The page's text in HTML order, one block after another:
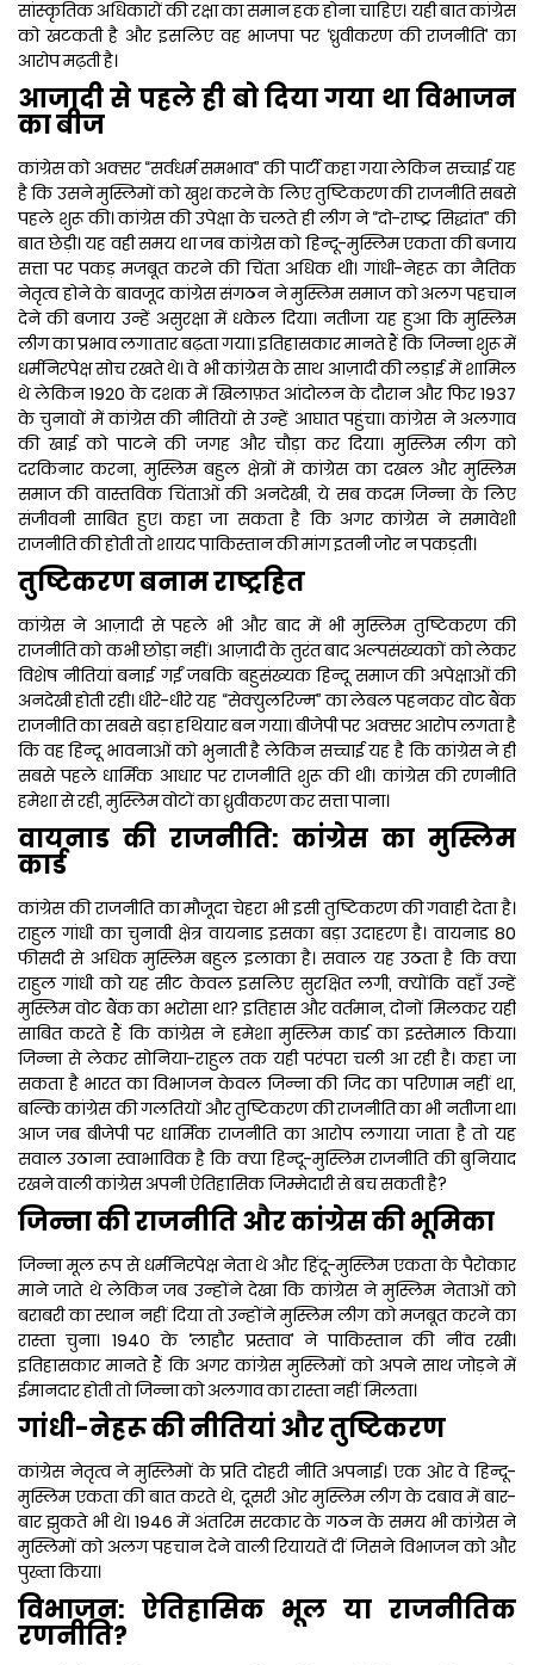
सांस्कृतिक अधिकारों की रक्षा का समान हक होना चाहिए। यही बात कांग्रेस
को खटकती है और इसलिए वह भाजपा पर ‘ध्रुवीकरण की राजनीति’ का
आरोप मढ़ती है।
आजादी से पहले ही बो दिया गया था विभाजन
का बीज
कांग्रेस को अक्सर “सर्वधर्म समभाव” की पार्टी कहा गया लेकिन सच्चाई यह
है कि उसने मुस्लिमों को खुश करने के लिए तुष्टिकरण की राजनीति सबसे
पहले शुरू की। कांग्रेस की उपेक्षा के चलते ही लीग ने “दो-राष्ट्र सिद्धांत” की
बात छेड़ी। यह वही समय था जब कांग्रेस को हिन्दू-मुस्लिम एकता की बजाय
सत्ता पर पकड़ मजबूत करने की चिंता अधिक थी। गांधी-नेहरू का नैतिक
नेतृत्व होने के बावजूद कांग्रेस संगठन ने मुस्लिम समाज को अलग पहचान
देने की बजाय उन्हें असुरक्षा में धकेल दिया। नतीजा यह हुआ कि मुस्लिम
लीग का प्रभाव लगातार बढ़ता गया। इतिहासकार मानते हैं कि जिन्ना शुरू में
धर्मनिरपेक्ष सोच रखते थे। वे भी कांग्रेस के साथ आज़ादी की लड़ाई में शामिल
थे लेकिन 1920 के दशक में खिलाफ़त आंदोलन के दौरान और फिर 1937
के चुनावों में कांग्रेस की नीतियों से उन्हें आघात पहुंचा। कांग्रेस ने अलगाव
की खाई को पाटने की जगह और चौड़ा कर दिया। मुस्लिम लीग को
दरकिनार करना, मुस्लिम बहुल क्षेत्रों में कांग्रेस का दखल और मुस्लिम
समाज की वास्तविक चिंताओं की अनदेखी, ये सब कदम जिन्ना के लिए
संजीवनी साबित हुए। कहा जा सकता है कि अगर कांग्रेस ने समावेशी
राजनीति की होती तो शायद पाकिस्तान की मांग इतनी जोर न पकड़ती।
तुष्टिकरण बनाम राष्ट्रहित
कांग्रेस ने आज़ादी से पहले भी और बाद में भी मुस्लिम तुष्टिकरण की
राजनीति को कभी छोड़ा नहीं। आज़ादी के तुरंत बाद अल्पसंख्यकों को लेकर
विशेष नीतियां बनाई गईं जबकि बहुसंख्यक हिन्दू समाज की अपेक्षाओं की
अनदेखी होती रही। धीरे-धीरे यह “सेक्युलरिज्म” का लेबल पहनकर वोट बैंक
राजनीति का सबसे बड़ा हथियार बन गया। बीजेपी पर अक्सर आरोप लगता है
कि वह हिन्दू भावनाओं को भुनाती है लेकिन सच्चाई यह है कि कांग्रेस ने ही
सबसे पहले धार्मिक आधार पर राजनीति शुरू की थी। कांग्रेस की रणनीति
हमेशा से रही, मुस्लिम वोटों का ध्रुवीकरण कर सत्ता पाना।
वायनाड की राजनीति: कांग्रेस का मुस्लिम
कार्ड
कांग्रेस की राजनीति का मौजूदा चेहरा भी इसी तुष्टिकरण की गवाही देता है।
राहुल गांधी का चुनावी क्षेत्र वायनाड इसका बड़ा उदाहरण है। वायनाड 80
फीसदी से अधिक मुस्लिम बहुल इलाका है। सवाल यह उठता है कि क्या
राहुल गांधी को यह सीट केवल इसलिए सुरक्षित लगी, क्योंकि वहाँ उन्हें
मुस्लिम वोट बैंक का भरोसा था? इतिहास और वर्तमान, दोनों मिलकर यही
साबित करते हैं कि कांग्रेस ने हमेशा मुस्लिम कार्ड का इस्तेमाल किया।
जिन्ना से लेकर सोनिया-राहुल तक यही परंपरा चली आ रही है। कहा जा
सकता है भारत का विभाजन केवल जिन्ना की जिद का परिणाम नहीं था,
बल्कि कांग्रेस की गलतियों और तुष्टिकरण की राजनीति का भी नतीजा था।
आज जब बीजेपी पर धार्मिक राजनीति का आरोप लगाया जाता है तो यह
सवाल उठाना स्वाभाविक है कि क्या हिन्दू-मुस्लिम राजनीति की बुनियाद
रखने वाली कांग्रेस अपनी ऐतिहासिक जिम्मेदारी से बच सकती है?
जिन्ना की राजनीति और कांग्रेस की भूमिका
जिन्ना मूल रूप से धर्मनिरपेक्ष नेता थे और हिंदू-मुस्लिम एकता के पैरोकार
माने जाते थे लेकिन जब उन्होंने देखा कि कांग्रेस ने मुस्लिम नेताओं को
बराबरी का स्थान नहीं दिया तो उन्होंने मुस्लिम लीग को मजबूत करने का
रास्ता चुना। 1940 के ‘लाहौर प्रस्ताव’ ने पाकिस्तान की नींव रखी।
इतिहासकार मानते हैं कि अगर कांग्रेस मुस्लिमों को अपने साथ जोड़ने में
ईमानदार होती तो जिन्ना को अलगाव का रास्ता नहीं मिलता।
गांधी-नेहरू की नीतियां और तुष्टिकरण
कांग्रेस नेतृत्व ने मुस्लिमों के प्रति दोहरी नीति अपनाई। एक ओर वे हिन्दू-
मुस्लिम एकता की बात करते थे, दूसरी ओर मुस्लिम लीग के दबाव में बार-
बार झुकते भी थे। 1946 में अंतरिम सरकार के गठन के समय भी कांग्रेस ने
मुस्लिमों को अलग पहचान देने वाली रियायतें दीं जिसने विभाजन को और
पुख्ता किया।
विभाजन: ऐतिहासिक भूल या राजनीतिक
रणनीति?
Jaunpur News: जौनपुर
कालेज में शराब के नशे में धुत
किया अभद्रता व दुर्व्यवहार